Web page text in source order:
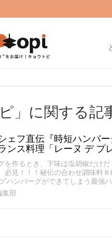
」に関する記
ェフ直伝『時短ハンバ
ンス料理「レーヌ デ プレ
を作るとき、下味は塩胡椒だけ
必見！！！秘伝の合わせ調味料
”ハンバーグができてしまう最強
集部